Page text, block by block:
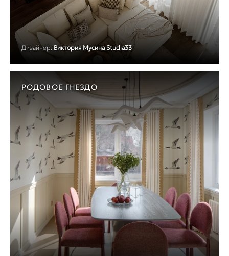
Дизайнер: Виктория Мусина Studia33
РОДОВОЕ ГНЕЗДО